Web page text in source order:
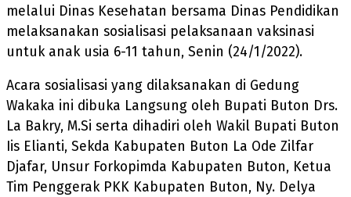
melalui Dinas Kesehatan bersama Dinas Pendidikan
melaksanakan sosialisasi pelaksanaan vaksinasi
untuk anak usia 6-11 tahun, Senin (24/1/2022).
Acara sosialisasi yang dilaksanakan di Gedung
Wakaka ini dibuka Langsung oleh Bupati Buton Drs.
La Bakry, M.Si serta dihadiri oleh Wakil Bupati Buton
Iis Elianti, Sekda Kabupaten Buton La Ode Zilfar
Djafar, Unsur Forkopimda Kabupaten Buton, Ketua
Tim Penggerak PKK Kabupaten Buton, Ny. Delya